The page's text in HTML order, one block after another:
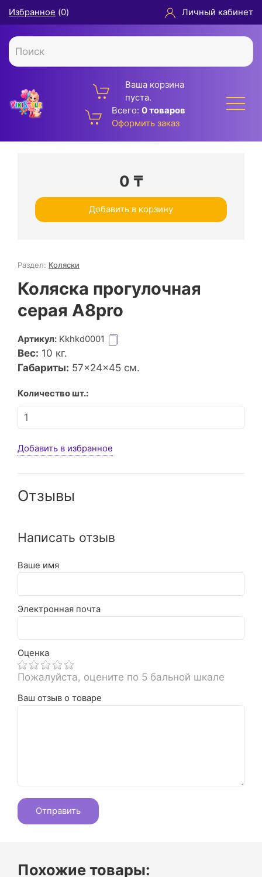
Избранное (0) Личный кабинет
Ваша корзина
пуста.
Всего: 0 товаров
Оформить заказ
0 ₸
Добавить в корзину
Раздел: Коляски
Коляска прогулочная
серая А8pro
Артикул: Kkhkd0001
Вес: 10 кг.
Габариты: 57×24×45 см.
Количество шт.:
Добавить в избранное
Отзывы
Написать отзыв
Ваше имя
Электронная почта
Оценка
Пожалуйста, оцените по 5 бальной шкале
Ваш отзыв о товаре
Похожие товары: